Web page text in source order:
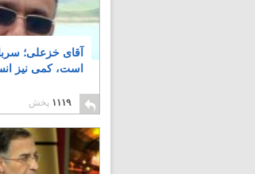
آقای خزعلی؛
است، کمی نیز
۱۱۱۹ پخش